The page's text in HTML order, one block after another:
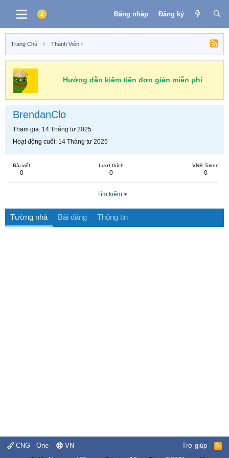
Đăng nhập Đăng ký
Trang Chủ Thành Viên
Hướng dẫn kiếm tiền đơn giản miễn phí
BrendanClo
Tham gia 14 Tháng tư 2025
Hoạt động cuối 14 Tháng tư 2025
Bài viết
0
Lượt thích
0
VNB Token
0
Tìm kiếm
Tường nhà Bài đăng Thông tin
CNG - One VN Trợ giúp
R